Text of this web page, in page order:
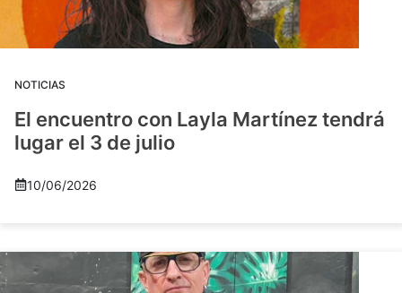
NOTICIAS
El encuentro con Layla Martínez tendrá
lugar el 3 de julio
10/06/2026